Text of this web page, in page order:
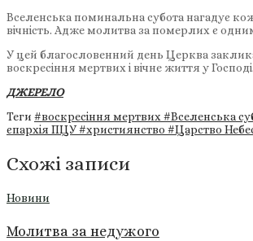
Вселенська поминальна субота нагадує
вічність. Адже молитва за померлих є
У цей благословенний день Церква
воскресіння мертвих і вічне життя у Господі.
ДЖЕРЕЛО
Теги #воскресіння мертвих #Вселенська
єпархія ПЦУ#християнство #Царство
Схожі записи
Новини
Молитва за недужого